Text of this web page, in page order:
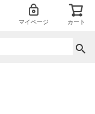
マイページ カート